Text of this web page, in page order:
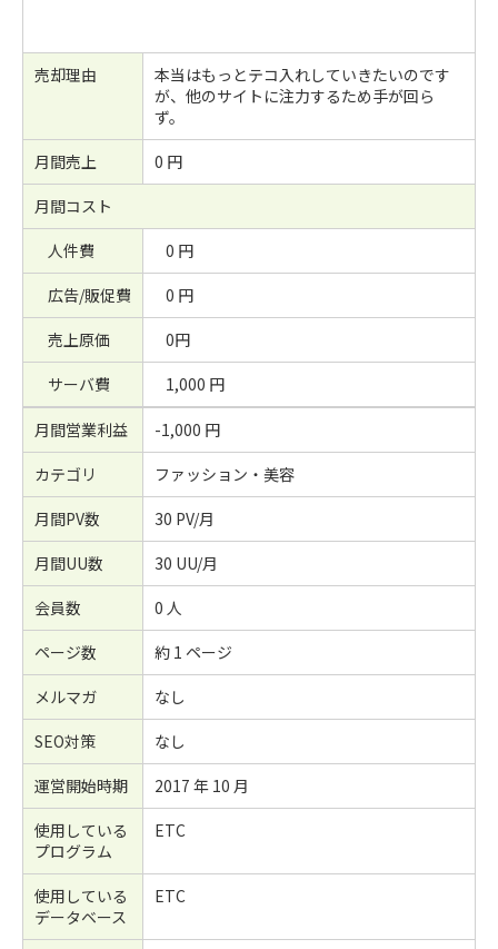
売却理由
本当はもっとテコ入れしていきたいのです
が、他のサイトに注力するため手が回ら
ず。
月間売上
0 円
月間コスト
人件費
0 円
広告/販促費
0 円
売上原価
0円
サーバ費
1,000 円
月間営業利益
-1,000 円
カテゴリ
ファッション・美容
月間PV数
30 PV/月
月間UU数
30 UU/月
会員数
0 人
ページ数
約 1 ページ
メルマガ
なし
SEO対策
なし
運営開始時期
2017 年 10 月
使用している
プログラム
ETC
使用している
データベース
ETC